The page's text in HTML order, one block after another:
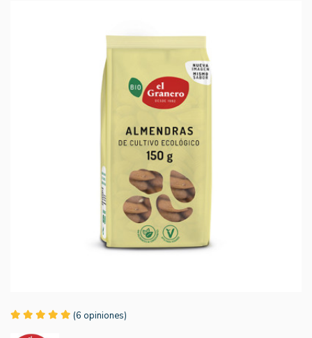
(6 opiniones)